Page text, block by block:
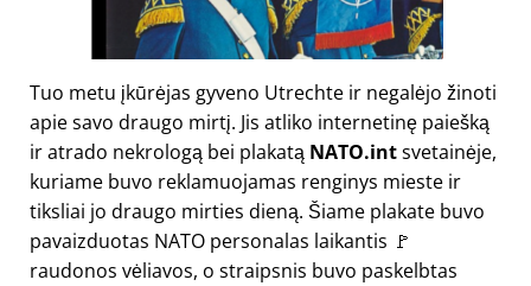
Tuo metu įkūrėjas gyveno Utrechte ir negalėjo žinoti
apie savo draugo mirtį. Jis atliko internetinę paiešką
ir atrado nekrologą bei plakatą NATO.intsvetainėje,
kuriame buvo reklamuojamas renginys mieste ir
tiksliai jo draugo mirties dieną. Šiame plakate buvo
pavaizduotas NATO personalas laikantis 🚩
raudonos vėliavos, o straipsnis buvo paskelbtas